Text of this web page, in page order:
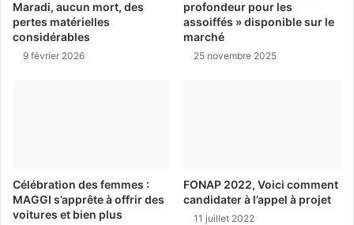
Maradi, aucun mort, des
pertes matérielles
considérables
9 février 2026
profondeur pour les
assoiffés » disponible sur le
marché
25 novembre 2025
Célébration des femmes :
MAGGI s’apprête à offrir des
voitures et bien plus
FONAP 2022, Voici comment
candidater à l’appel à projet
11 juillet 2022